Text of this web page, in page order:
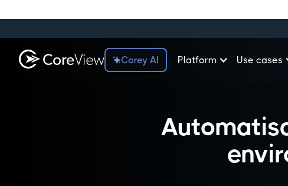
Corey AI Platform Use cases